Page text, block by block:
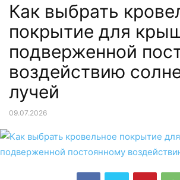
Как выбрать
покрытие для
подверженной
воздействию
лучей
09.07.2026